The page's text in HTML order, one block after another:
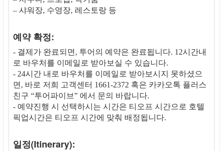
– 샤워장, 수영장, 레스토랑 등
예약 확정:
- 결제가 완료되면, 투어의 예약은 완료됩니다. 12시간내
로 바우처를 이메일로 받아보실 수 있습니다.
- 24시간 내로 바우처를 이메일로 받아보시지 못하셨으
면, 바로 저희 고객센터 1661-2372 혹은 카카오톡 플러스
친구 “투어파이브” 에서 문의 바랍니다.
- 예약진행 시 선택하시는 시간은 티오프 시간으로 호텔
픽업시간은 티오프 시간에 맞춰 배정됩니다.
일정(Itinerary):